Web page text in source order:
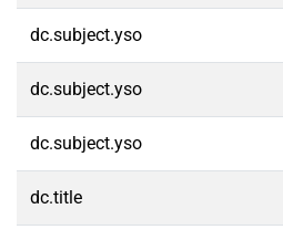
dc.subject.yso
dc.subject.yso
dc.subject.yso
dc.title